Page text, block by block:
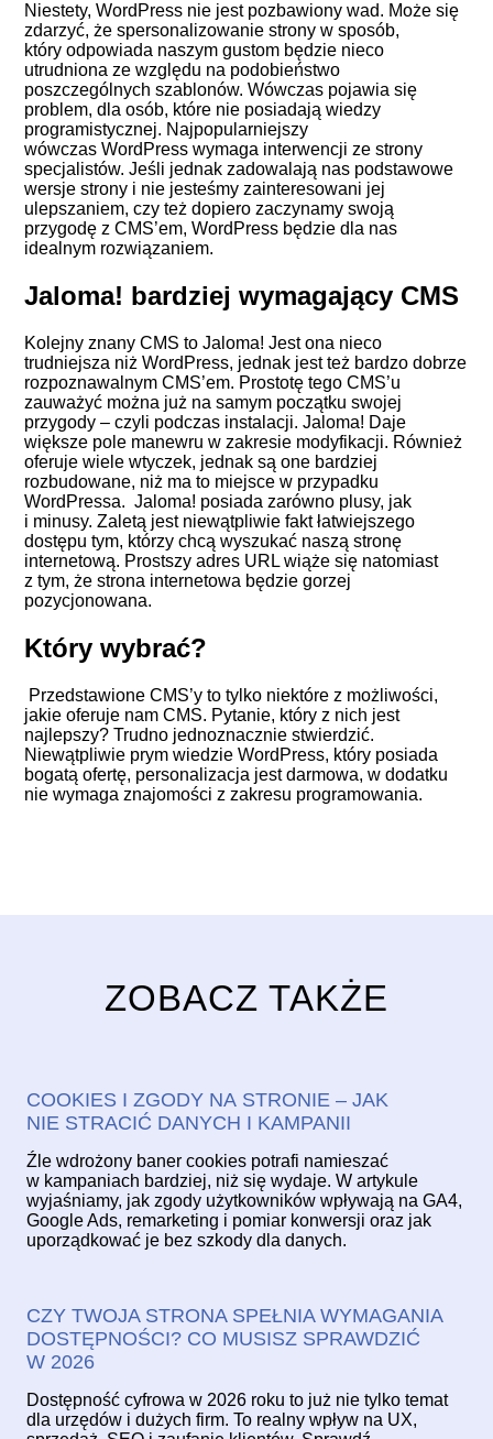
Niestety, WordPress nie jest pozbawiony wad. Może się
zdarzyć, że spersonalizowanie strony w sposób,
który odpowiada naszym gustom będzie nieco
utrudniona ze względu na podobieństwo
poszczególnych szablonów. Wówczas pojawia się
problem, dla osób, które nie posiadają wiedzy
programistycznej. Najpopularniejszy
wówczas WordPress wymaga interwencji ze strony
specjalistów. Jeśli jednak zadowalają nas podstawowe
wersje strony i nie jesteśmy zainteresowani jej
ulepszaniem, czy też dopiero zaczynamy swoją
przygodę z CMS’em, WordPress będzie dla nas
idealnym rozwiązaniem.
Jaloma! bardziej wymagający CMS
Kolejny znany CMS to Jaloma! Jest ona nieco
trudniejsza niż WordPress, jednak jest też bardzo dobrze
rozpoznawalnym CMS’em. Prostotę tego CMS’u
zauważyć można już na samym początku swojej
przygody – czyli podczas instalacji. Jaloma! Daje
większe pole manewru w zakresie modyfikacji. Również
oferuje wiele wtyczek, jednak są one bardziej
rozbudowane, niż ma to miejsce w przypadku
WordPressa. Jaloma! posiada zarówno plusy, jak
i minusy. Zaletą jest niewątpliwie fakt łatwiejszego
dostępu tym, którzy chcą wyszukać naszą stronę
internetową. Prostszy adres URL wiąże się natomiast
z tym, że strona internetowa będzie gorzej
pozycjonowana.
Który wybrać?
Przedstawione CMS’y to tylko niektóre z możliwości,
jakie oferuje nam CMS. Pytanie, który z nich jest
najlepszy? Trudno jednoznacznie stwierdzić.
Niewątpliwie prym wiedzie WordPress, który posiada
bogatą ofertę, personalizacja jest darmowa, w dodatku
nie wymaga znajomości z zakresu programowania.
ZOBACZ TAKŻE
COOKIES I ZGODY NA STRONIE – JAK
NIE STRACIĆ DANYCH I KAMPANII
Źle wdrożony baner cookies potrafi namieszać
w kampaniach bardziej, niż się wydaje. W artykule
wyjaśniamy, jak zgody użytkowników wpływają na GA4,
Google Ads, remarketing i pomiar konwersji oraz jak
uporządkować je bez szkody dla danych.
CZY TWOJA STRONA SPEŁNIA WYMAGANIA
DOSTĘPNOŚCI? CO MUSISZ SPRAWDZIĆ
W 2026
Dostępność cyfrowa w 2026 roku to już nie tylko temat
dla urzędów i dużych firm. To realny wpływ na UX,